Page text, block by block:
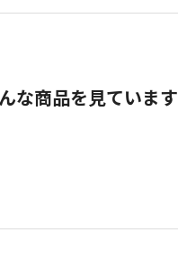
な商品を見ています